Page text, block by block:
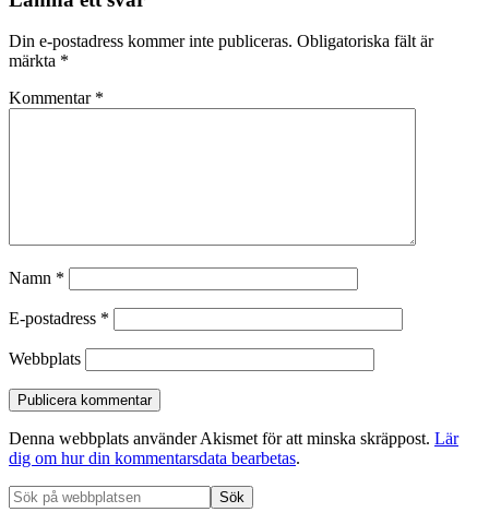
Din e-postadress kommer inte publiceras. Obligatoriska fält är
märkta *
Kommentar *
Namn *
E-postadress *
Webbplats
Denna webbplats använder Akismet för att minska skräppost. Lär
dig om hur din kommentarsdata bearbetas.